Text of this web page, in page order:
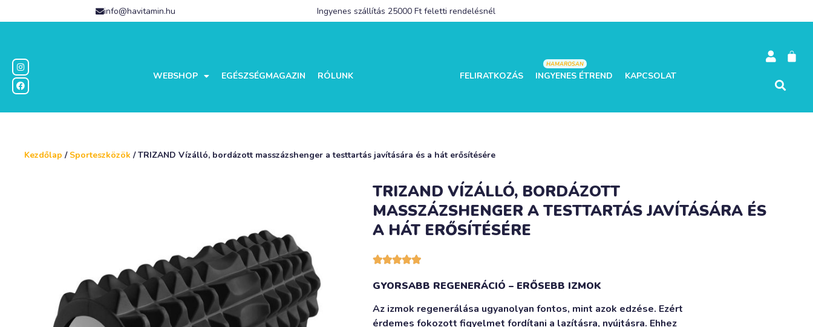
info@havitamin.hu Ingyenes szállítás 25000 Ft feletti rendelésnél
WEBSHOP EGÉSZSÉGMAGAZIN RÓLUNK
HAMAROSAN
FELIRATKOZÁS INGYENES ÉTREND KAPCSOLAT
Kezdőlap / Sporteszközök / TRIZAND Vízálló, bordázott masszázshenger a testtartás javítására és a hát erősítésére
TRIZAND VÍZÁLLÓ, BORDÁZOTT
MASSZÁZSHENGER A TESTTARTÁS JAVÍTÁSÁRA ÉS
A HÁT ERŐSÍTÉSÉRE

GYORSABB REGENERÁCIÓ – ERŐSEBB IZMOK
Az izmok regenerálása ugyanolyan fontos, mint azok edzése. Ezért
érdemes fokozott figyelmet fordítani a lazításra, nyújtásra. Ehhez